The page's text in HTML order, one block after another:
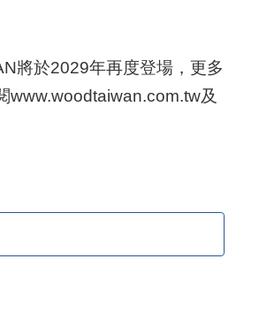
將於2029年再度登場，更多
www.woodtaiwan.com.tw及